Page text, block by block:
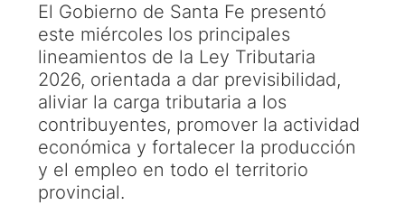
El Gobierno de Santa Fe presentó
este miércoles los principales
lineamientos de la Ley Tributaria
2026, orientada a dar previsibilidad,
aliviar la carga tributaria a los
contribuyentes, promover la actividad
económica y fortalecer la producción
y el empleo en todo el territorio
provincial.